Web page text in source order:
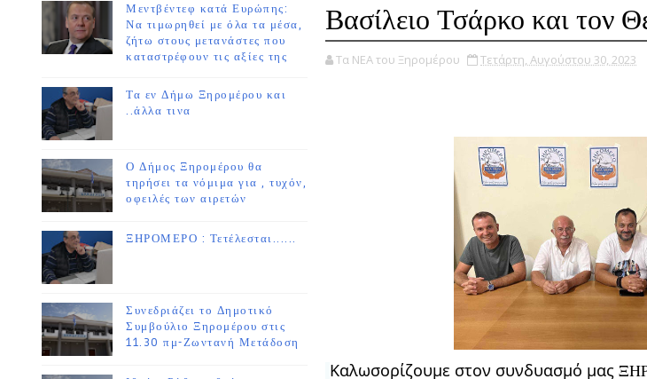
Μεντβέντεφ κατά Ευρώπης:
Να τιμωρηθεί με όλα τα μέσα,
ζήτω στους μετανάστες που
καταστρέφουν τις αξίες της
Τα εν Δήμω Ξηρομέρου και
..άλλα τινα
Ο Δήμος Ξηρομέρου θα
τηρήσει τα νόμιμα για , τυχόν,
οφειλές των αιρετών
ΞΗΡΟΜΕΡΟ : Τετέλεσται......
Συνεδριάζει το Δημοτικό
Συμβούλιο Ξηρομέρου στις
11.30 πμ-Ζωντανή Μετάδοση
Βασίλειο Τσάρκο και τον
Τα ΝΕΑ του Ξηρομέρου Τετάρτη, Αυγούστου 30, 2023
Καλωσορίζουμε στον συνδυασμό μας